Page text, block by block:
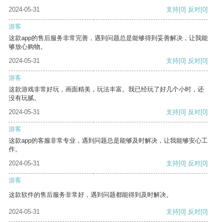
2024-05-31
支持[0] 反对[0]
游客
这款app的售后服务非常完善，遇到问题总是能够得到妥善解决，让我能
够放心购物。
2024-05-31
支持[0] 反对[0]
游客
这款游戏非常好玩，画面精美，玩法丰富。我已经玩了好几个小时，还
没有玩腻。
2024-05-31
支持[0] 反对[0]
游客
这款app的客服非常专业，遇到问题总是能够及时解决，让我能够安心工
作。
2024-05-31
支持[0] 反对[0]
游客
这款软件的售后服务非常好，遇到问题都能得到及时解决。
2024-05-31 支持[0] 反对[0]